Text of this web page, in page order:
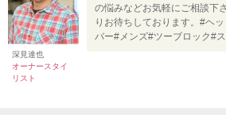
深見達也
オーナースタイ
リスト
の悩みなどお気軽にご相談下
りお待ちしております。#ヘ
バー#メンズ#ツーブロック#